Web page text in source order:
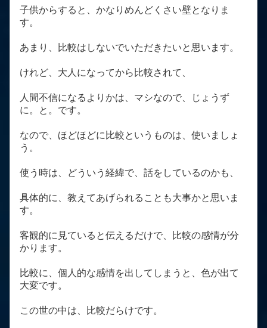
子供からすると、かなりめんどくさい壁となりま
す。
あまり、比較はしないでいただきたいと思います。
けれど、大人になってから比較されて、
人間不信になるよりかは、マシなので、じょうず
に。と。です。
なので、ほどほどに比較というものは、使いましょ
う。
使う時は、どういう経緯で、話をしているのかも、
具体的に、教えてあげられることも大事かと思いま
す。
客観的に見ていると伝えるだけで、比較の感情が分
かります。
比較に、個人的な感情を出してしまうと、色が出て
大変です。
この世の中は、比較だらけです。